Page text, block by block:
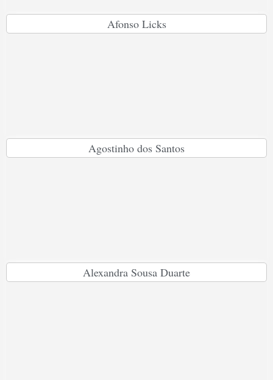
Afonso Licks
Agostinho dos Santos
Alexandra Sousa Duarte